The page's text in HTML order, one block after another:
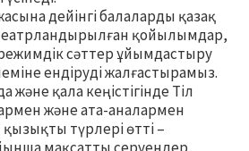
дейінгі балаларды қазақ
қойылымдар,
сәттер ұйымдастыру
ендіруді жалғастырамыз.
қала кеңістігінде Тіл
және ата-аналармен
түрлері өтті –